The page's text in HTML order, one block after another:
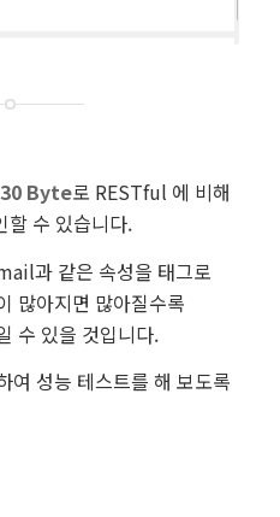
30 Byte로 RESTful 에 비해
수 있습니다.
과 같은 속성을 태그로
많아지면 많아질수록
수 있을 것입니다.
성능 테스트를 해 보도록